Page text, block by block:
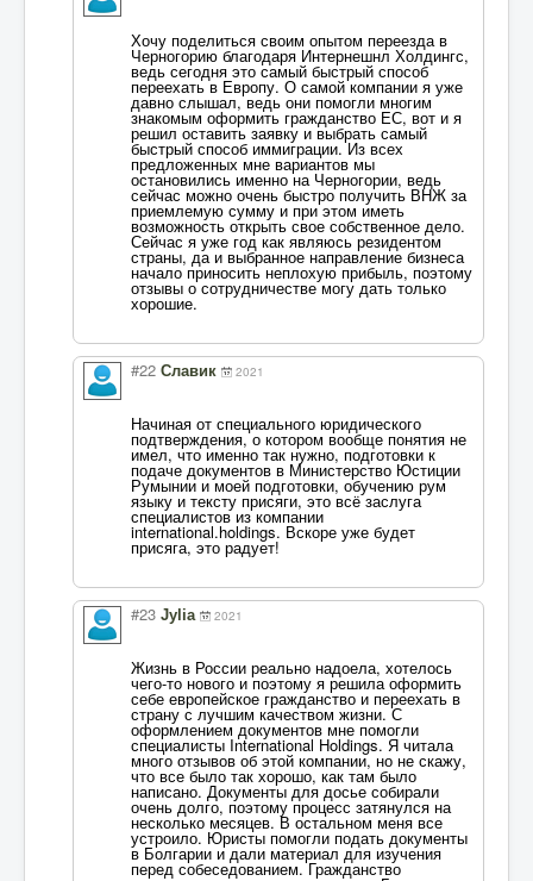
Хочу поделиться своим опытом переезда в
Черногорию благодаря Интернешнл Холдингс,
ведь сегодня это самый быстрый способ
переехать в Европу. О самой компании я уже
давно слышал, ведь они помогли многим
знакомым оформить гражданство ЕС, вот и я
решил оставить заявку и выбрать самый
быстрый способ иммиграции. Из всех
предложенных мне вариантов мы
остановились именно на Черногории, ведь
сейчас можно очень быстро получить ВНЖ за
приемлемую сумму и при этом иметь
возможность открыть свое собственное дело.
Сейчас я уже год как являюсь резидентом
страны, да и выбранное направление бизнеса
начало приносить неплохую прибыль, поэтому
отзывы о сотрудничестве могу дать только
хорошие.
#22 Славик 2021
Начиная от специального юридического
подтверждения, о котором вообще понятия не
имел, что именно так нужно, подготовки к
подаче документов в Министерство Юстиции
Румынии и моей подготовки, обучению рум
языку и тексту присяги, это всё заслуга
специалистов из компании
international.holdings. Вскоре уже будет
присяга, это радует!
#23 Jylia 2021
Жизнь в России реально надоела, хотелось
чего-то нового и поэтому я решила оформить
себе европейское гражданство и переехать в
страну с лучшим качеством жизни. С
оформлением документов мне помогли
специалисты International Holdings. Я читала
много отзывов об этой компании, но не скажу,
что все было так хорошо, как там было
написано. Документы для досье собирали
очень долго, поэтому процесс затянулся на
несколько месяцев. В остальном меня все
устроило. Юристы помогли подать документы
в Болгарии и дали материал для изучения
перед собеседованием. Гражданство